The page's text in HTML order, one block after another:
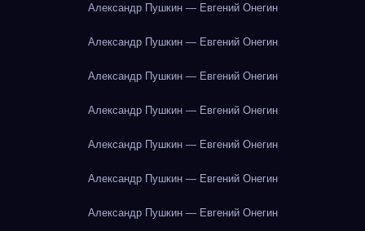
Александр Пушкин — Евгений Онегин
Александр Пушкин — Евгений Онегин
Александр Пушкин — Евгений Онегин
Александр Пушкин — Евгений Онегин
Александр Пушкин — Евгений Онегин
Александр Пушкин — Евгений Онегин
Александр Пушкин — Евгений Онегин